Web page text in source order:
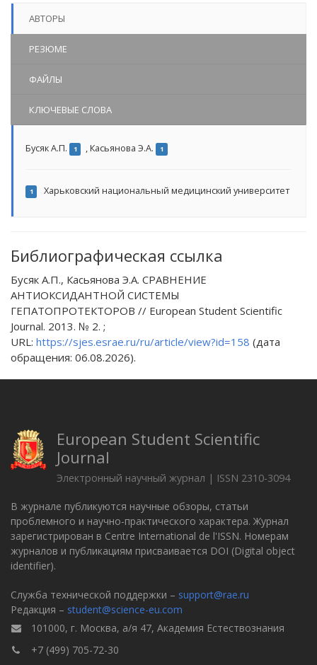
АВТОРЫ
РЕЗЮМЕ
ФАЙЛЫ
КЛЮЧЕВЫЕ СЛОВА
Бусяк А.П. 1 ,Касьянова Э.А. 1
1 Харьковский национальный медицинский университет
Библиографическая ссылка
Бусяк А.П., Касьянова Э.А. СРАВНЕНИЕ
АНТИОКСИДАНТНОЙ СИСТЕМЫ
ГЕПАТОПРОТЕКТОРОВ // European Student Scientific
Journal. 2013. № 2. ;
URL: https://sjes.esrae.ru/ru/article/view?id=158 (дата
обращения: 06.08.2026).
European Student Scientific
Journal
Электронный научный журнал | ISSN 2310-3094
В журнале публикуются научные обзоры, статьи
проблемного и научно-практического характера. Журнал
зарегистрирован в Centre International de l'ISSN. Номерам
журналов и публикациям присваивается DOI (Digital object
identifier).
Служба технической поддержки – support@rae.ru
Редакция – student@science-eu.com
101000, г. Москва, а/я 47, Академия Естествознания
+7 (499) 705-72-30